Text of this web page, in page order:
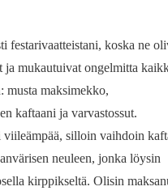
festarivaatteistani, koska ne
ja mukautuivat ongelmitta
musta maksimekko,
kaftaani ja varvastossut.
viileämpää, silloin vaihdoin
neuleen, jonka löysin
kirppikseltä. Olisin